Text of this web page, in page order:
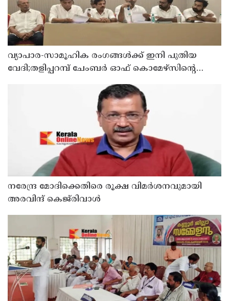
വ്യാപാര-സാമൂഹിക രംഗങ്ങൾക്ക് ഇനി പുതിയ
വേദി;തളിപ്പറമ്പ് ചേംബർ ഓഫ് കൊമേഴ്‌സിന്റെ
നരേന്ദ്ര മോദിക്കെതിരെ രൂക്ഷ വിമർശനവുമായി
അരവിന്ദ് കെജ്‌രിവാൾ